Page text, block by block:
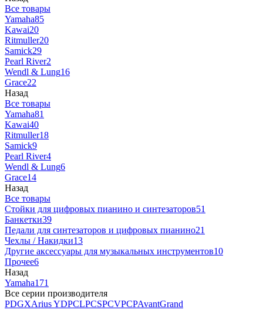
Все товары
Yamaha85
Kawai20
Ritmuller20
Samick29
Pearl River2
Wendl & Lung16
Grace22
Назад
Все товары
Yamaha81
Kawai40
Ritmuller18
Samick9
Pearl River4
Wendl & Lung6
Grace14
Назад
Все товары
Стойки для цифровых пианино и синтезаторов51
Банкетки39
Педали для синтезаторов и цифровых пианино21
Чехлы / Накидки13
Другие аксессуары для музыкальных инструментов10
Прочее6
Назад
Yamaha171
Все серии производителя
PDGXArius YDPCLPCSPCVPCPAvantGrand